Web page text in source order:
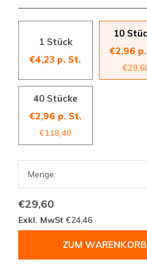
1 Stück
€4,23 p. St.
10
€2,96
40 Stücke
€2,96 p. St.
€118,40
€29,60
Exkl. MwSt €24,46
ZUM